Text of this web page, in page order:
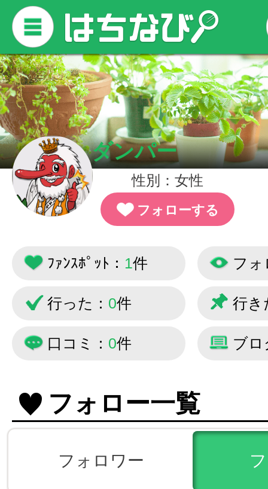
ダンパー
性別：女性
フォローする
ﾌｧﾝｽﾎﾟｯﾄ： 1件 フォ
行った： 0件 行き
口コミ： 0件 ブロ
フォロー一覧
フォロワー